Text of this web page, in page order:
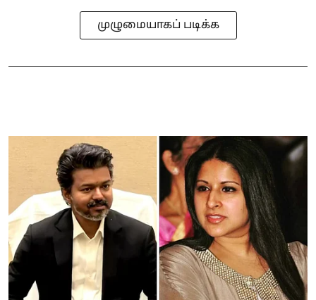
முழுமையாகப் படிக்க